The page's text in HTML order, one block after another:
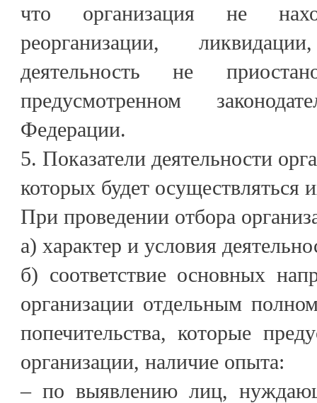
что организация не
реорганизации,
деятельность не
предусмотренном
Федерации.
5. Показатели деятельности
которых будет осуществляться
При проведении отбора
а) характер и условия
б) соответствие основных
организации отдельным
попечительства, которые
организации, наличие опыта:
– по выявлению лиц,